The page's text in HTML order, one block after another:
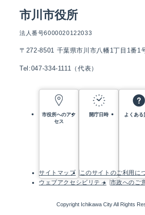
市川市役所
法人番号6000020122033
〒272-8501 千葉県市川市八幡1丁目1番1
Tel:047-334-1111（代表）
市役所へのアク
セス
開庁日時 よくある
サイトマップ
このサイトのご利用に
ウェブアクセシビリティ
市政へのご
Copyright Ichikawa City All Rights